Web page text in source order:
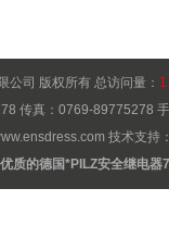
公司 版权所有 总访问量：
传真：0769-89775278
技术支持
质的德国*PILZ安全继电